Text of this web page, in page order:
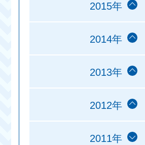
2015年
2014年
2013年
2012年
2011年